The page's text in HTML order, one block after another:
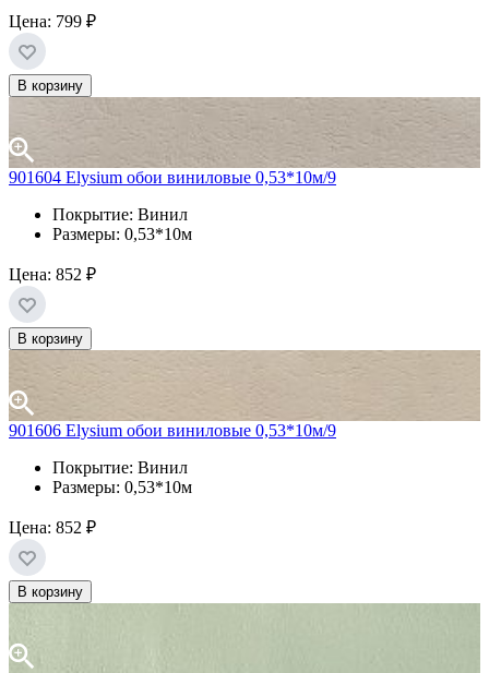
Цена: 799 ₽
В корзину
901604 Elysium обои виниловые 0,53*10м/9
Покрытие: Винил
Размеры: 0,53*10м
Цена: 852 ₽
В корзину
901606 Elysium обои виниловые 0,53*10м/9
Покрытие: Винил
Размеры: 0,53*10м
Цена: 852 ₽
В корзину